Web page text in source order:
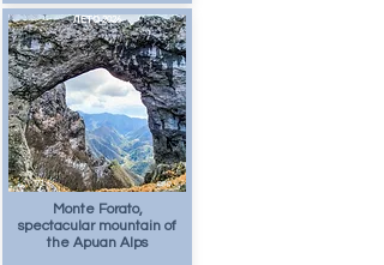
ЛЕТО 2026
апр.
71
Monte Forato,
spectacular mountain of
the Apuan Alps